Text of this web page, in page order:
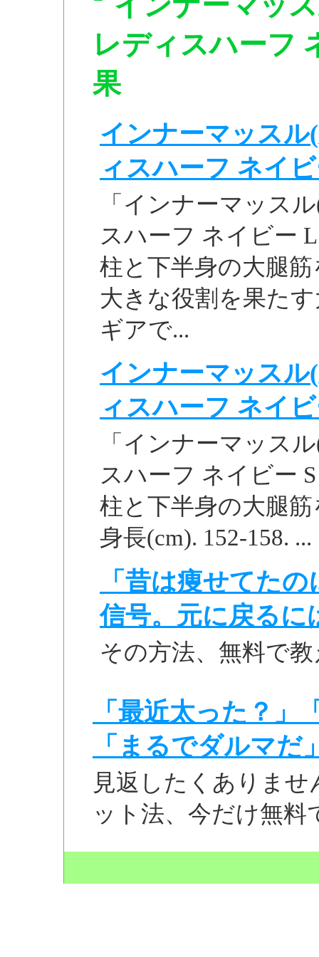
レディスハーフ
果
インナーマッス
ィスハーフ ネイ
「インナーマッス
スハーフ ネイビー
柱と下半身の大腿
大きな役割を果た
ギアで...
インナーマッス
ィスハーフ ネイビ
「インナーマッス
スハーフ ネイビー
柱と下半身の大腿
身長(cm). 152-158. ...
「昔は痩せてた
信号。元に戻るに
その方法、無料で
「最近太った？
「まるでダルマだ
見返したくありま
ット法、今だけ無料